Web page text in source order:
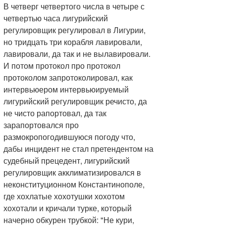
В четверг четвертого числа в четыре с
четвертью часа лигурийский
регулировщик регулировал в Лигурии,
но тридцать три корабля лавировали,
лавировали, да так и не вылавировали.
И потом протокол про протокол
протоколом запротоколировал, как
интервьюером интервьюируемый
лигурийский регулировщик речисто, да
не чисто рапортовал, да так
зарапортовался про
размокропогодившуюся погоду что,
дабы инцидент не стал претендентом на
судебный прецедент, лигурийский
регулировщик акклиматизировался в
неконституционном Константинополе,
где хохлатые хохотушки хохотом
хохотали и кричали турке, который
начерно обкурен трубкой: "Не кури,